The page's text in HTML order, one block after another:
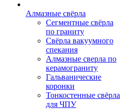
Алмазные свёрла
Сегментные свёрла
по граниту
Свёрла вакуумного
спекания
Алмазные сверла по
керамограниту
Гальванические
коронки
Тонкостенные свёрла
для ЧПУ